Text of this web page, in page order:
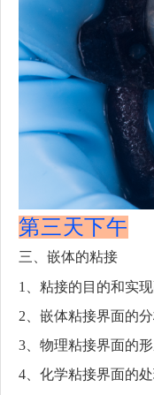
第三天下午
三、嵌体的粘接
1、粘接的目的和实
2、嵌体粘接界面的
3、物理粘接界面的
4、化学粘接界面的